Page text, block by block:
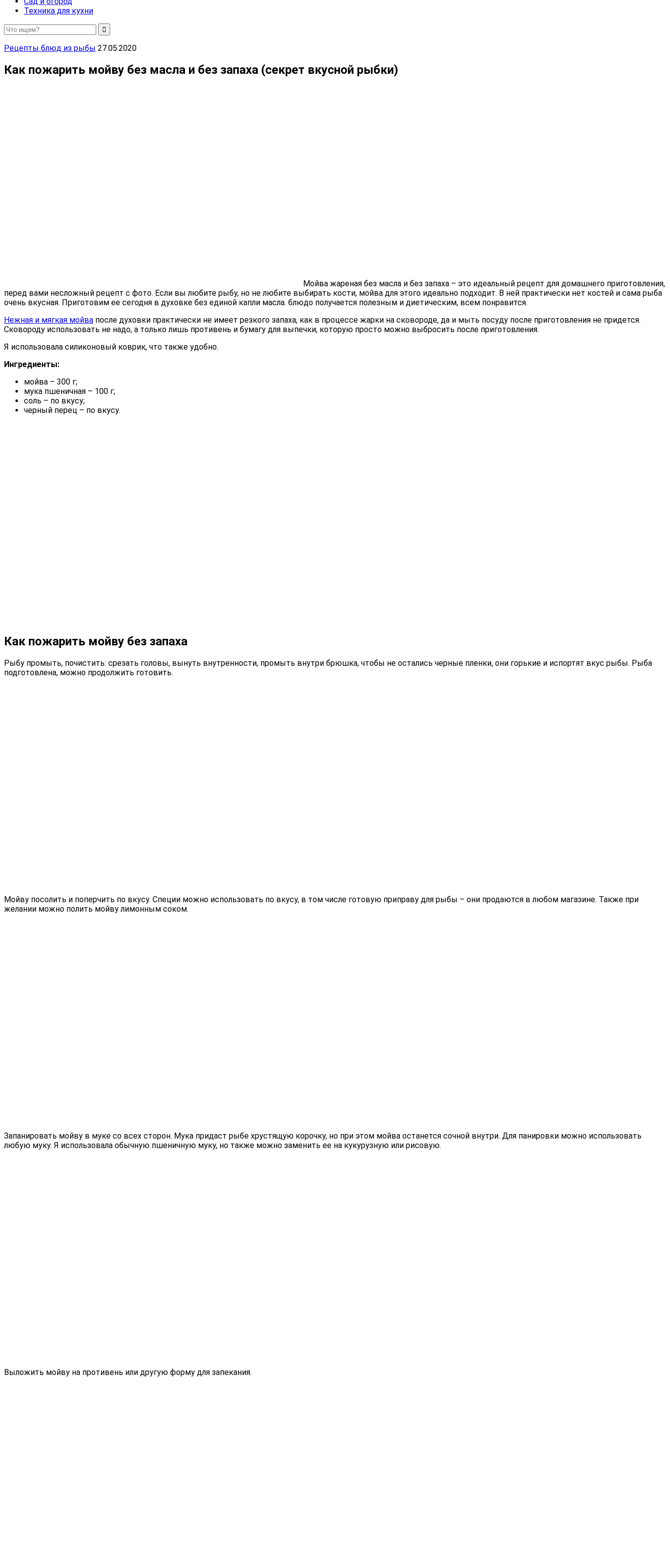
Техника для кухни
Рецепты блюд из рыбы 27.05.2020
Как пожарить мойву без масла и без запаха (секрет вкусной рыбки)
Мойва жареная без масла и без запаха – это идеальный рецепт для домашнего приготовления,
перед вами несложный рецепт с фото. Если вы любите рыбу, но не любите выбирать кости, мойва для этого идеально подходит. В ней практически нет костей и сама рыба
очень вкусная. Приготовим ее сегодня в духовке без единой капли масла. блюдо получается полезным и диетическим, всем понравится.
Нежная и мягкая мойва после духовки практически не имеет резкого запаха, как в процессе жарки на сковороде, да и мыть посуду после приготовления не придется.
Сковороду использовать не надо, а только лишь противень и бумагу для выпечки, которую просто можно выбросить после приготовления.
Я использовала силиконовый коврик, что также удобно.
Ингредиенты:
мойва – 300 г;
мука пшеничная – 100 г;
соль – по вкусу;
черный перец – по вкусу.
Как пожарить мойву без запаха
Рыбу промыть, почистить: срезать головы, вынуть внутренности, промыть внутри брюшка, чтобы не остались черные пленки, они горькие и испортят вкус рыбы. Рыба
подготовлена, можно продолжить готовить.
Мойву посолить и поперчить по вкусу. Специи можно использовать по вкусу, в том числе готовую приправу для рыбы – они продаются в любом магазине. Также при
желании можно полить мойву лимонным соком.
Запанировать мойву в муке со всех сторон. Мука придаст рыбе хрустящую корочку, но при этом мойва останется сочной внутри. Для панировки можно использовать
любую муку. Я использовала обычную пшеничную муку, но также можно заменить ее на кукурузную или рисовую.
Выложить мойву на противень или другую форму для запекания.